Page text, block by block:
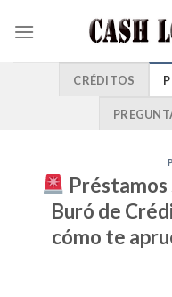
CRÉDITOS
Préstamos
Buró de
cómo te